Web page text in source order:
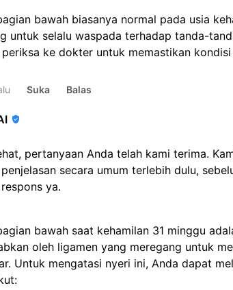
bawah biasanya normal pada usia
untuk selalu waspada terhadap tanda-
periksa ke dokter untuk memastikan
Suka Balas
pertanyaan Anda telah kami terima.
secara umum terlebih dulu,
ya.
bawah saat kehamilan 31 minggu
oleh ligamen yang meregang untuk
Untuk mengatasi nyeri ini, Anda dapat